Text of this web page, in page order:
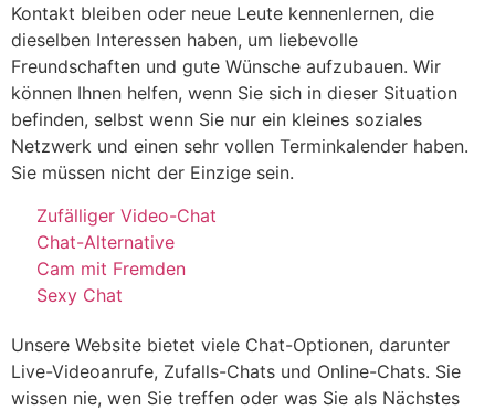
Kontakt bleiben oder neue Leute kennenlernen, die
dieselben Interessen haben, um liebevolle
Freundschaften und gute Wünsche aufzubauen. Wir
können Ihnen helfen, wenn Sie sich in dieser Situation
befinden, selbst wenn Sie nur ein kleines soziales
Netzwerk und einen sehr vollen Terminkalender haben.
Sie müssen nicht der Einzige sein.
Zufälliger Video-Chat
Chat-Alternative
Cam mit Fremden
Sexy Chat
Unsere Website bietet viele Chat-Optionen, darunter
Live-Videoanrufe, Zufalls-Chats und Online-Chats. Sie
wissen nie, wen Sie treffen oder was Sie als Nächstes